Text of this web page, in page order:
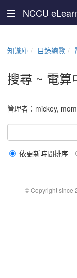
NCCU
知識庫 目錄總覽
搜尋 ~ 電算
管理者： mickey,
依更新時間排序
© Copyright since